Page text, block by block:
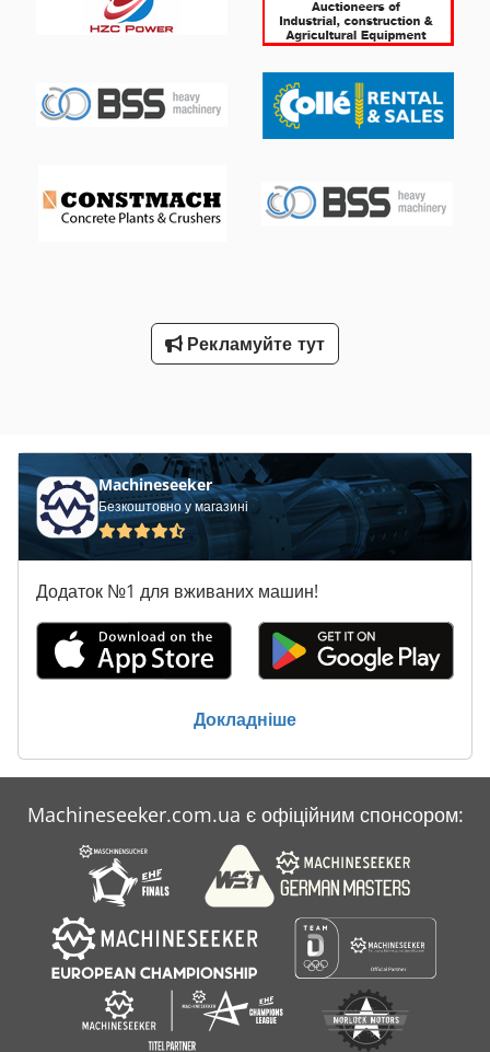
Рекламуйте тут
Machineseeker
Безкоштовно у магазині
Додаток №1 для вживаних машин!
Докладніше
Machineseeker.com.ua є офіційним спонсором: